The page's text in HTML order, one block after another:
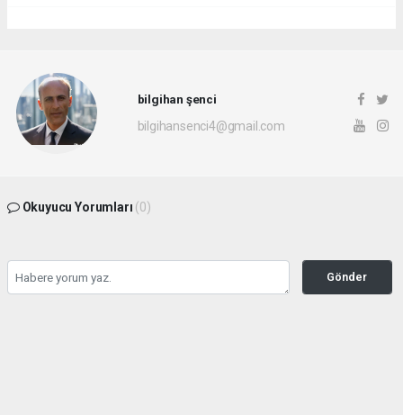
bilgihan şenci
bilgihansenci4@gmail.com
Okuyucu Yorumları (0)
Gönder